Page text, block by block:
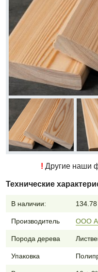
! Другие наши
Технические
В наличии:
Производитель ООО
Порода дерева
Упаковка